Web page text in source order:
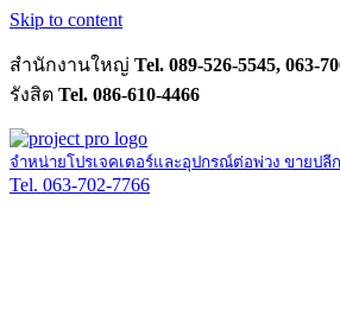
Skip to content
สำนักงานใหญ่ Tel. 089-526-5545, 063-
รังสิต Tel. 086-610-4466
จำหน่ายโปรเจคเตอร์และอุปกรณ์ต่อพ่วง ขายปลี
Tel. 063-702-7766